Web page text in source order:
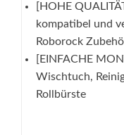
[HOHE
kompatibel und
Roborock
[EINFACHE
Wischtuch,
Rollbürste